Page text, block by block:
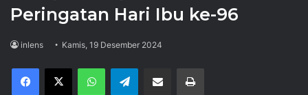
Peringatan Hari Ibu ke-96
inlens Kamis, 19 Desember 2024
Facebook
X WhatsAppTelegram Share via Email Print